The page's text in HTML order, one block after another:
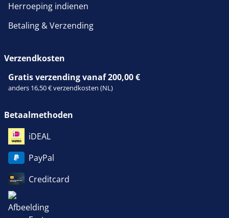
Herroeping indienen
Betaling & Verzending
Verzendkosten
Gratis verzending vanaf 200,00 €
anders 16,50 € verzendkosten (NL)
Betaalmethoden
iDEAL
PayPal
Creditcard